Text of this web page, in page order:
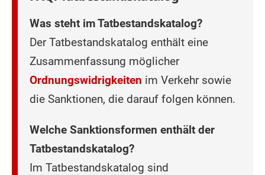
Was steht im Tatbestandskatalog?
Der Tatbestandskatalog enthält eine
Zusammenfassung möglicher
Ordnungswidrigkeiten im Verkehr sowie
die Sanktionen, die darauf folgen können.
Welche Sanktionsformen enthält der
Tatbestandskatalog?
Im Tatbestandskatalog sind